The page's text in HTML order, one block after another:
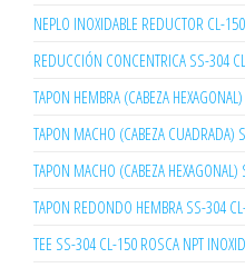
NEPLO INOXIDABLE REDUCTOR CL-
REDUCCIÓN CONCENTRICA SS-304
TAPON HEMBRA (CABEZA
TAPON MACHO (CABEZA CUADRADA)
TAPON MACHO (CABEZA
TAPON REDONDO HEMBRA SS-304
TEE SS-304 CL-150 ROSCA NPT